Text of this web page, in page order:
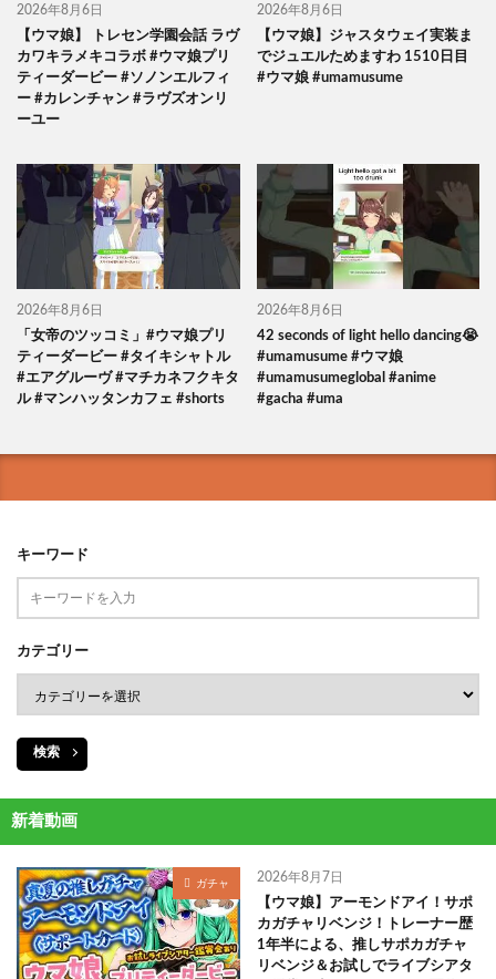
2026年8月6日
【ウマ娘】 トレセン学園会話 ラヴ
カワキラメキコラボ #ウマ娘プリ
ティーダービー #ソノンエルフィ
ー #カレンチャン #ラヴズオンリ
ーユー
2026年8月6日
【ウマ娘】ジャスタウェイ実装ま
でジュエルためますわ 1510日目
#ウマ娘 #umamusume
2026年8月6日
「女帝のツッコミ」#ウマ娘プリ
ティーダービー #タイキシャトル
#エアグルーヴ #マチカネフクキタ
ル #マンハッタンカフェ #shorts
2026年8月6日
42 seconds of light hello dancing😭
#umamusume #ウマ娘
#umamusumeglobal #anime
#gacha #uma
キーワード
カテゴリー
検索
新着動画
ガチャ 2026年8月7日
【ウマ娘】アーモンドアイ！サポ
カガチャリベンジ！トレーナー歴
1年半による、推しサポカガチャ
リベンジ＆お試しでライブシアタ